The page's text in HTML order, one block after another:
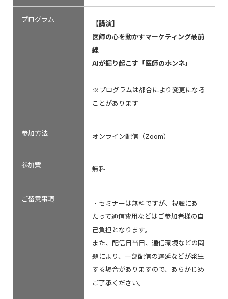
プログラム
【講演】
医師の心を動かすマーケティング最前
線
AIが掘り起こす「医師のホンネ」
※プログラムは都合により変更になる
ことがあります
参加方法 オンライン配信（Zoom）
参加費 無料
ご留意事項
・セミナーは無料ですが、視聴にあ
たって通信費用などはご参加者様の自
己負担となります。
また、配信日当日、通信環境などの問
題により、一部配信の遅延などが発生
する場合がありますので、あらかじめ
ご了承ください。